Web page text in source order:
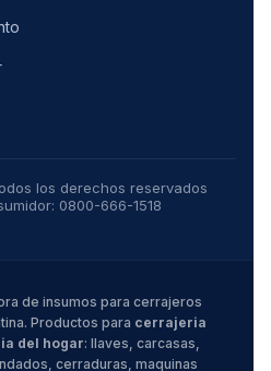
los derechos reservados
0800-666-1518
de insumos para cerrajeros
Productos para cerrajeria
del hogar: llaves, carcasas,
cerraduras, maquinas